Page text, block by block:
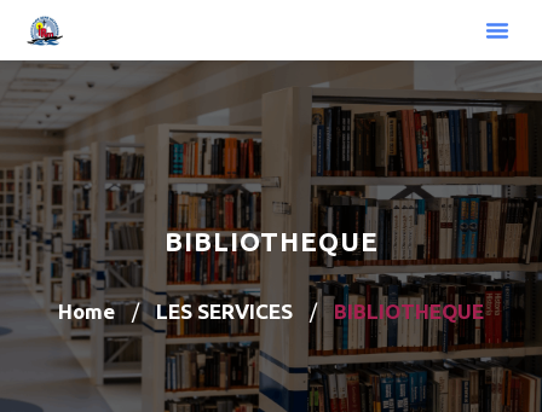
BIBLIOTHEQUE
Home / LES SERVICES / BIBLIOTHEQUE